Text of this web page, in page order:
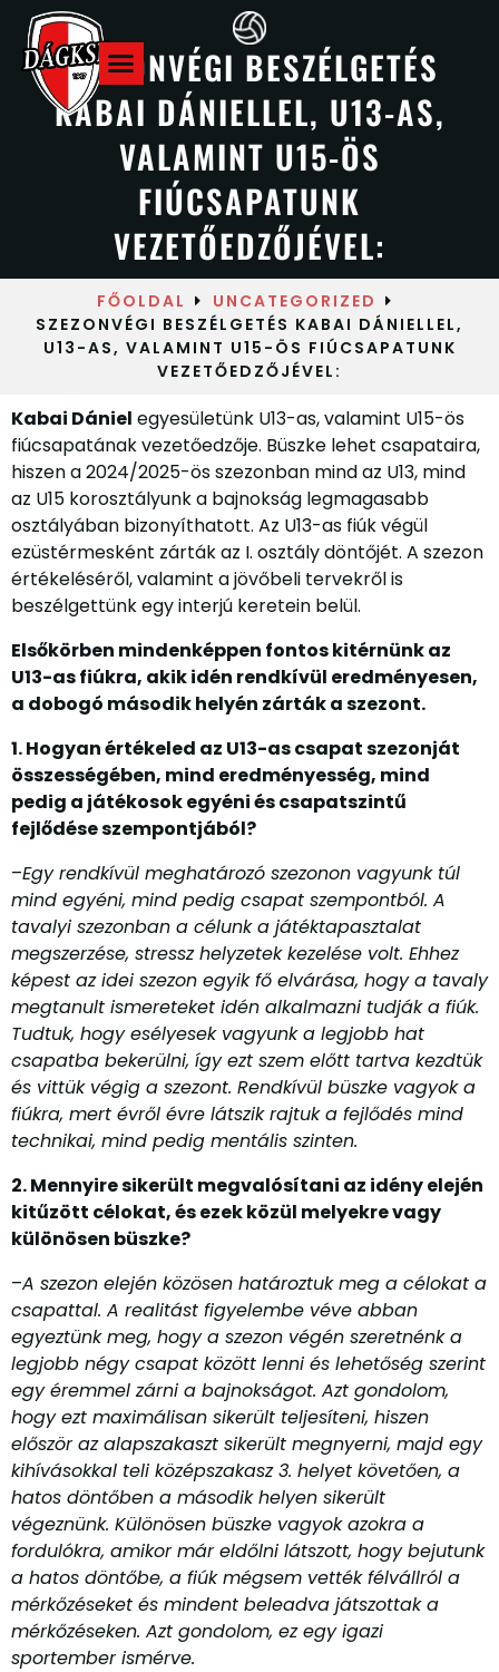
SZEZONVÉGI BESZÉLGETÉS
KABAI DÁNIELLEL, U13-AS,
VALAMINT U15-ÖS
FIÚCSAPATUNK
VEZETŐEDZŐJÉVEL:
FŐOLDAL
UNCATEGORIZED
SZEZONVÉGI BESZÉLGETÉS KABAI DÁNIELLEL,
U13-AS, VALAMINT U15-ÖS FIÚCSAPATUNK
VEZETŐEDZŐJÉVEL:
Kabai Dániel egyesületünk U13-as, valamint U15-ös
fiúcsapatának vezetőedzője. Büszke lehet csapataira,
hiszen a 2024/2025-ös szezonban mind az U13, mind
az U15 korosztályunk a bajnokság legmagasabb
osztályában bizonyíthatott. Az U13-as fiúk végül
ezüstérmesként zárták az I. osztály döntőjét. A szezon
értékeléséről, valamint a jövőbeli tervekről is
beszélgettünk egy interjú keretein belül.
Elsőkörben mindenképpen fontos kitérnünk az
U13-as fiúkra, akik idén rendkívül eredményesen,
a dobogó második helyén zárták a szezont.
1. Hogyan értékeled az U13-as csapat szezonját
összességében, mind eredményesség, mind
pedig a játékosok egyéni és csapatszintű
fejlődése szempontjából?
–Egy rendkívül meghatározó szezonon vagyunk túl
mind egyéni, mind pedig csapat szempontból. A
tavalyi szezonban a célunk a játéktapasztalat
megszerzése, stressz helyzetek kezelése volt. Ehhez
képest az idei szezon egyik fő elvárása, hogy a tavaly
megtanult ismereteket idén alkalmazni tudják a fiúk.
Tudtuk, hogy esélyesek vagyunk a legjobb hat
csapatba bekerülni, így ezt szem előtt tartva kezdtük
és vittük végig a szezont. Rendkívül büszke vagyok a
fiúkra, mert évről évre látszik rajtuk a fejlődés mind
technikai, mind pedig mentális szinten.
2. Mennyire sikerült megvalósítani az idény elején
kitűzött célokat, és ezek közül melyekre vagy
különösen büszke?
–A szezon elején közösen határoztuk meg a célokat a
csapattal. A realitást figyelembe véve abban
egyeztünk meg, hogy a szezon végén szeretnénk a
legjobb négy csapat között lenni és lehetőség szerint
egy éremmel zárni a bajnokságot. Azt gondolom,
hogy ezt maximálisan sikerült teljesíteni, hiszen
először az alapszakaszt sikerült megnyerni, majd egy
kihívásokkal teli középszakasz 3. helyet követően, a
hatos döntőben a második helyen sikerült
végeznünk. Különösen büszke vagyok azokra a
fordulókra, amikor már eldőlni látszott, hogy bejutunk
a hatos döntőbe, a fiúk mégsem vették félvállról a
mérkőzéseket és mindent beleadva játszottak a
mérkőzéseken. Azt gondolom, ez egy igazi
sportember ismérve.